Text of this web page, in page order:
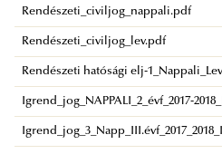
Rendészeti_civiljog_nappali.pdf
Rendészeti_civiljog_lev.pdf
Rendészeti hatósági elj-
Igrend_jog_NAPPALI_2_évf_2017-